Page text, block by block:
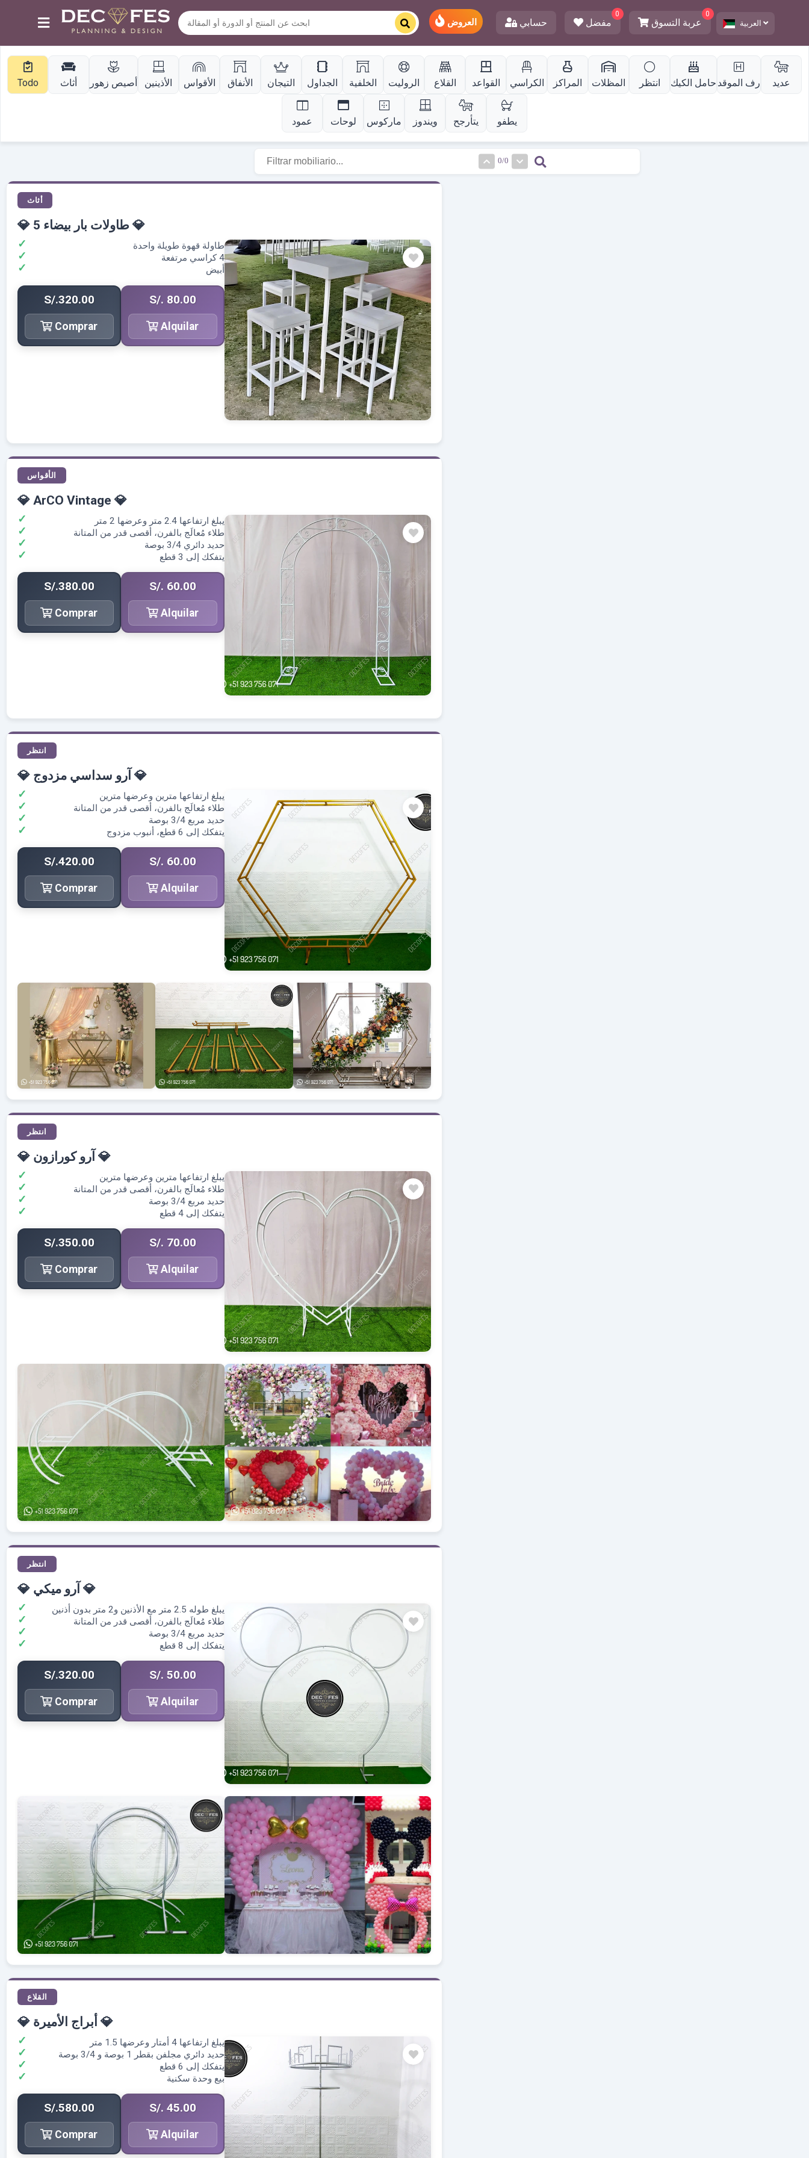
العروض حسابي مفضل
0
عربة التسوق
0
العربية
Todo أثاث أصيص زهور الأذينين الأقواس الأنفاق التيجان الجداول الخلفية الروليت القلاع القواعد الكراسي المراكز المظلات انتظر حامل الكيك رف الموقد عديد
عمود لوحات ماركوس ويندوز يتأرجح يطفو
0/0
أثاث
💎 5 طاولات بار بيضاء 💎
طاولة قهوة طويلة واحدة
4 كراسي مرتفعة
أبيض
S/.320.00
Comprar
S/. 80.00
Alquilar
الأقواس
💎 ArCO Vintage 💎
يبلغ ارتفاعها 2.4 متر وعرضها 2 متر
طلاء مُعالَج بالفرن، أقصى قدر من المتانة
حديد دائري 3/4 بوصة
يتفكك إلى 3 قطع
S/.380.00
Comprar
S/. 60.00
Alquilar
انتظر
💎 آرو سداسي مزدوج 💎
يبلغ ارتفاعها مترين وعرضها مترين
طلاء مُعالَج بالفرن، أقصى قدر من المتانة
حديد مربع 3/4 بوصة
يتفكك إلى 6 قطع، أنبوب مزدوج
S/.420.00
Comprar
S/. 60.00
Alquilar
انتظر
💎 آرو كورازون 💎
يبلغ ارتفاعها مترين وعرضها مترين
طلاء مُعالَج بالفرن، أقصى قدر من المتانة
حديد مربع 3/4 بوصة
يتفكك إلى 4 قطع
S/.350.00
Comprar
S/. 70.00
Alquilar
انتظر
💎 آرو ميكي 💎
يبلغ طوله 2.5 متر مع الأذنين و2 متر بدون أذنين
طلاء مُعالَج بالفرن، أقصى قدر من المتانة
حديد مربع 3/4 بوصة
يتفكك إلى 8 قطع
S/.320.00
Comprar
S/. 50.00
Alquilar
القلاع
💎 أبراج الأميرة 💎
يبلغ ارتفاعها 4 أمتار وعرضها 1.5 متر
حديد دائري مجلفن بقطر 1 بوصة و 3/4 بوصة
يتفكك إلى 6 قطع
بيع وحدة سكنية
S/.580.00
Comprar
S/. 45.00
Alquilar